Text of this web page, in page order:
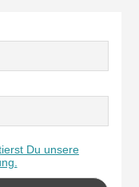
Du unsere